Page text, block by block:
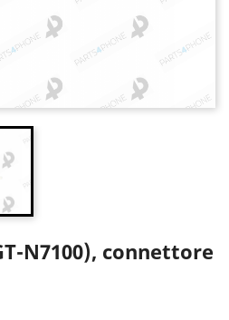
N7100), connettore